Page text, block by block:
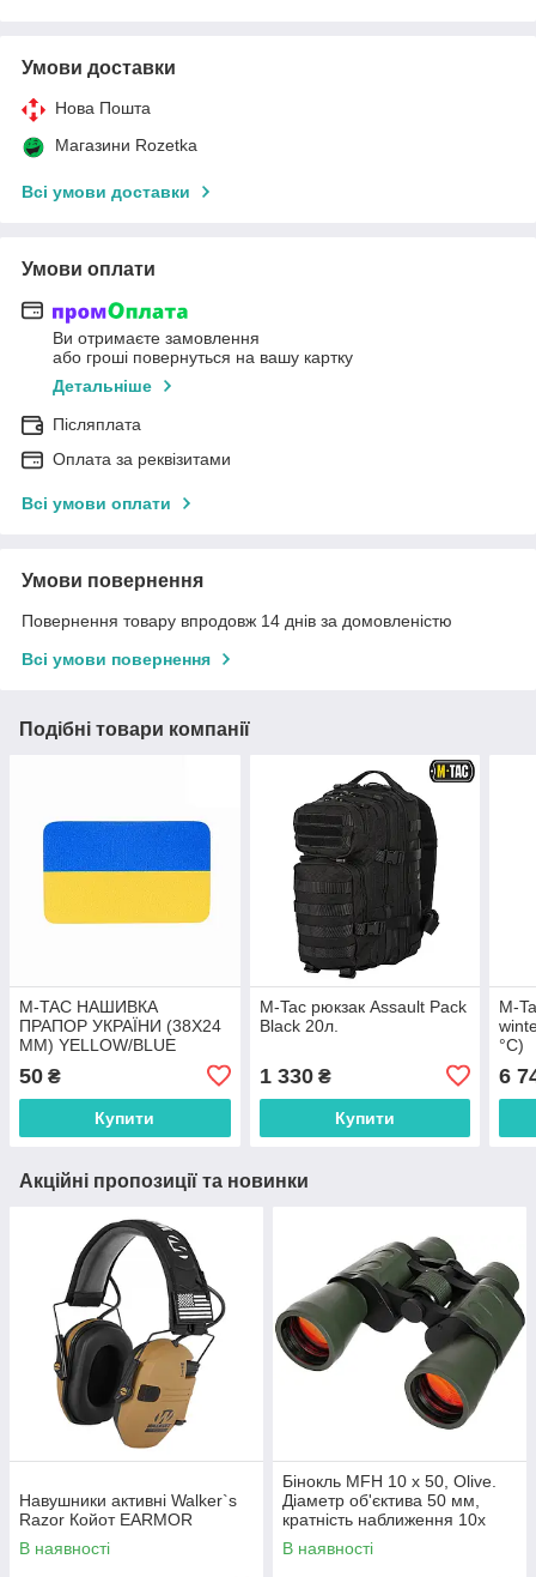
Умови доставки
Нова Пошта
Магазини Rozetka
Всі умови доставки
Умови оплати
Ви отримаєте замовлення
або гроші повернуться на вашу картку
Детальніше
Післяплата
Оплата за реквізитами
Всі умови оплати
Умови повернення
Повернення товару впродовж 14 днів за домовленістю
Всі умови повернення
Подібні товари компанії
M-TAC НАШИВКА
ПРАПОР УКРАЇНИ (38Х24
ММ) YELLOW/BLUE
50 ₴
Купити
M-Tac рюкзак Assault Pack
Black 20л.
1 330₴
Купити
M-
°C)
6
Акційні пропозиції та новинки
Навушники активні Walker`s
Razor Койот EARMOR
В наявності
Бінокль MFH 10 x 50, Olive.
Діаметр об'єктива 50 мм,
кратність наближення 10x
В наявності